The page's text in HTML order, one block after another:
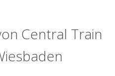
Central Train